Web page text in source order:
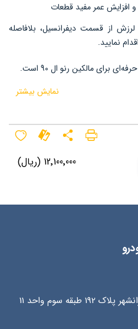
عمر مفید قطعات
از قسمت دیفرانسیل، بلافاصله
نمایید.
نمایش بیشتر
12٬100٬000 (ریال)
سوم واحد 11